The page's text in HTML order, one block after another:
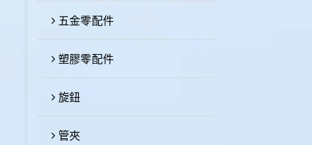
五金零配件
塑膠零配件
旋鈕
管夾